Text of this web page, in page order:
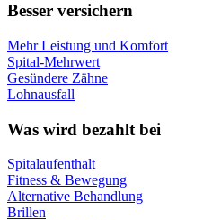
Besser versichern
Mehr Leistung und Komfort
Spital-Mehrwert
Gesündere Zähne
Lohnausfall
Was wird bezahlt bei
Spitalaufenthalt
Fitness & Bewegung
Alternative Behandlung
Brillen